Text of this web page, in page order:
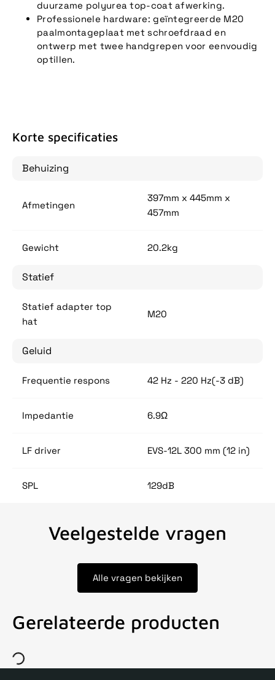
duurzame polyurea top-coat afwerking.
Professionele hardware: geïntegreerde M20
paalmontageplaat met schroefdraad en
ontwerp met twee handgrepen voor eenvoudig
optillen.
Korte specificaties
Behuizing
Afmetingen
397mm x 445mm x
457mm
Gewicht 20.2kg
Statief
Statief adapter top
hat
M20
Geluid
Frequentie respons 42 Hz - 220 Hz(-3 dB)
Impedantie 6.9Ω
LF driver EVS-12L 300 mm (12 in)
SPL 129dB
Veelgestelde vragen
Alle vragen bekijken
Gerelateerde producten
Voor 15uur besteld, zelfde dag verstuurd Echte winkel +35